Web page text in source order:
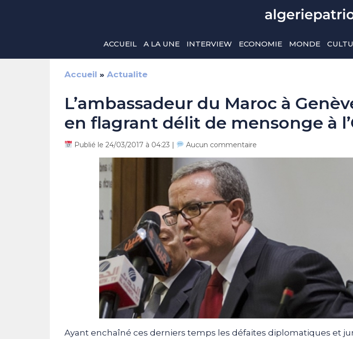
ACCUEIL A LA UNE INTERVIEW ECONOMIE MONDE
Accueil » Actualite
L’ambassadeur du Maroc à
en flagrant délit de mensonge à
Publié le 24/03/2017 à 04:23 | Aucun commentaire
Ayant enchaîné ces derniers temps les défaites diplomatiques et